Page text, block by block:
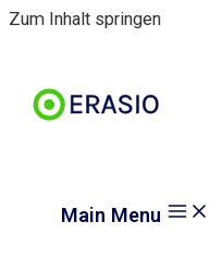
Zum Inhalt springen
Main Menu